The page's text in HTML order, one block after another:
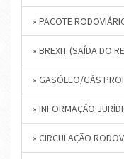
» PACOTE
» BREXIT (SAÍDA DO
» GASÓLEO/GÁS
» INFORMAÇÃO
» CIRCULAÇÃO